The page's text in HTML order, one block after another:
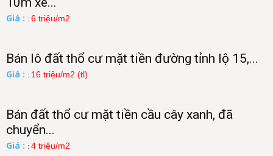
Giá : : 6 triệu/m2
Bán lô đất thổ cư mặt tiền đường tỉnh lộ 15,...
Giá : : 16 triệu/m2 (tl)
Bán đất thổ cư mặt tiền cầu cây xanh, đã
chuyển...
Giá : : 4 triệu/m2